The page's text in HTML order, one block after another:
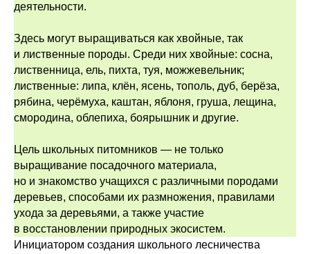
деятельности.
Здесь могут выращиваться как хвойные, так
и лиственные породы. Среди них хвойные: сосна,
лиственница, ель, пихта, туя, можжевельник;
лиственные: липа, клён, ясень, тополь, дуб, берёза,
рябина, черёмуха, каштан, яблоня, груша, лещина,
смородина, облепиха, боярышник и другие.
Цель школьных питомников — не только
выращивание посадочного материала,
но и знакомство учащихся с различными породами
деревьев, способами их размножения, правилами
ухода за деревьями, а также участие
в восстановлении природных экосистем.
Инициатором создания школьного лесничества